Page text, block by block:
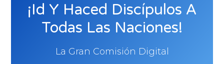
¡Id Y Haced Discípulos A
Todas Las Naciones!
La Gran Comisión Digital